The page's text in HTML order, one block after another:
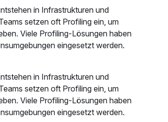
in Infrastrukturen und
setzen oft Profiling ein, um
Viele Profiling-Lösungen haben
eingesetzt werden.
in Infrastrukturen und
setzen oft Profiling ein, um
Viele Profiling-Lösungen haben
eingesetzt werden.